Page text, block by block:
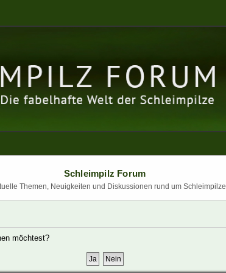
Schleimpilz Forum
Themen, Neuigkeiten und Diskussionen rund um Schleimpilze
möchtest?